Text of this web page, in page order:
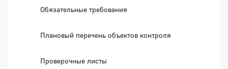
Обязательные требования
Плановый перечень объектов контроля
Проверочные листы